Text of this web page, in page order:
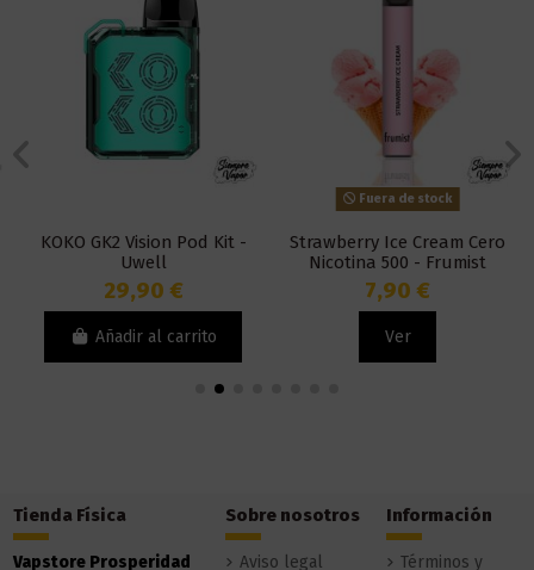
KOKO GK2 Vision Pod Kit -
Uwell
29,90 €
Añadir al carrito
Fuera de stock
Strawberry Ice Cream Cero
Nicotina 500 - Frumist
7,90 €
Ver
Tienda Física
Vapstore Prosperidad
Sobre nosotros
Aviso legal
Información
Términos y